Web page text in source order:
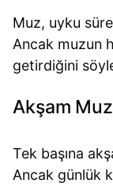
Muz, uyku
Ancak muzun
getirdiğini
Akşam Muz
Tek başına
Ancak günlük